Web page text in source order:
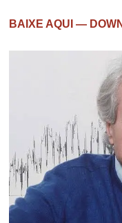
BAIXE AQUI —